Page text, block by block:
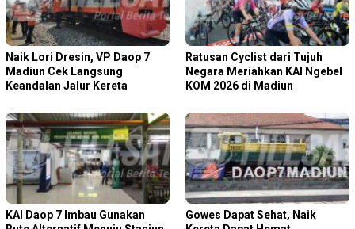
Naik Lori Dresin, VP Daop 7
Madiun Cek Langsung
Keandalan Jalur Kereta
Ratusan Cyclist dari Tujuh
Negara Meriahkan KAI Ngebel
KOM 2026 di Madiun
KAI Daop 7 Imbau Gunakan
Gowes Dapat Sehat, Naik